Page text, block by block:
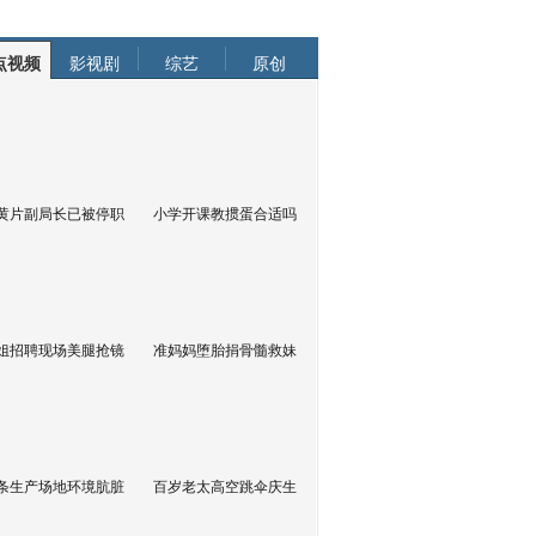
视频 影视剧 综艺 原创
片副局长已被停职 小学开课教掼蛋合适吗
招聘现场美腿抢镜 准妈妈堕胎捐骨髓救妹
生产场地环境肮脏 百岁老太高空跳伞庆生